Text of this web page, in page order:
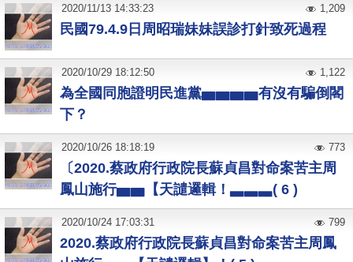
民國79.4.9日周昭瑞妹妹誤診打針致死過程
2020/11/13 14:33:23 1,209
為全國同胞證明民進黨▅▅▅▅有沒有騙倒閣
下？
2020/10/29 18:12:50 1,122
〔2020.蔡政府行政院長蘇貞昌對命案苦主周
鳳山施行▅▅【天譴邏輯！▃▃▃( 6 )
2020/10/26 18:18:19 773
2020.蔡政府行政院長蘇貞昌對命案苦主周鳳
2020/10/24 17:03:31 799